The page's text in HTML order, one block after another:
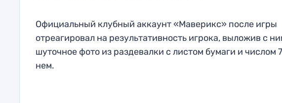
Официальный клубный аккаунт «Маверикс» после игры
отреагировал на результативность игрока, выложив с
шуточное фото из раздевалки с листом бумаги и числом
нем.